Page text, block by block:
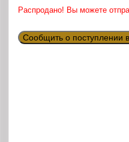
Распродано! Вы можете
Сообщить о поступлении